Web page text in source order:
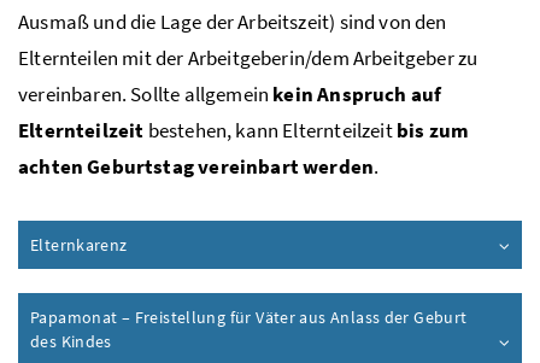
Ausmaß und die Lage der Arbeitszeit) sind von den
Elternteilen mit der Arbeitgeberin/dem Arbeitgeber zu
vereinbaren. Sollte allgemein kein Anspruch auf
Elternteilzeit bestehen, kann Elternteilzeitbis zum
achten Geburtstag vereinbart werden.
Elternkarenz
Papamonat – Freistellung für Väter aus Anlass der Geburt
des Kindes